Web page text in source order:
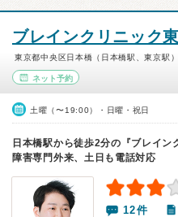
ブレインクリニック
東京都中央区日本橋（日本橋駅、東京駅）
ネット予約
土曜（〜19:00）・日曜・祝日
日本橋駅から徒歩2分の『ブレイ
障害専門外来、土日も電話対応
12件